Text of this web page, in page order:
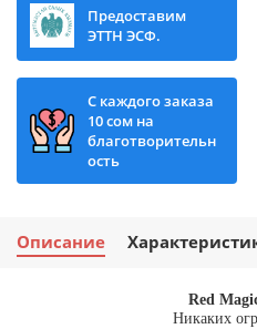
Предоставим
ЭТТН ЭСФ.
С каждого заказа
10 сом на
благотворительн
ость
Описание
Red
Никаких